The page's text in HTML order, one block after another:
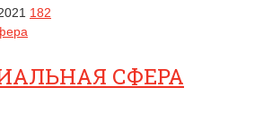
182
СФЕРА